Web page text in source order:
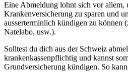
Eine Abmeldung lohnt sich vor allem,
Krankenversicherung zu sparen und
ausserterminlich kündigen zu können
Natelabo, usw.).
Solltest du dich aus der Schweiz
krankenkassenpflichtig und kannst
Grundversicherung kündigen. So